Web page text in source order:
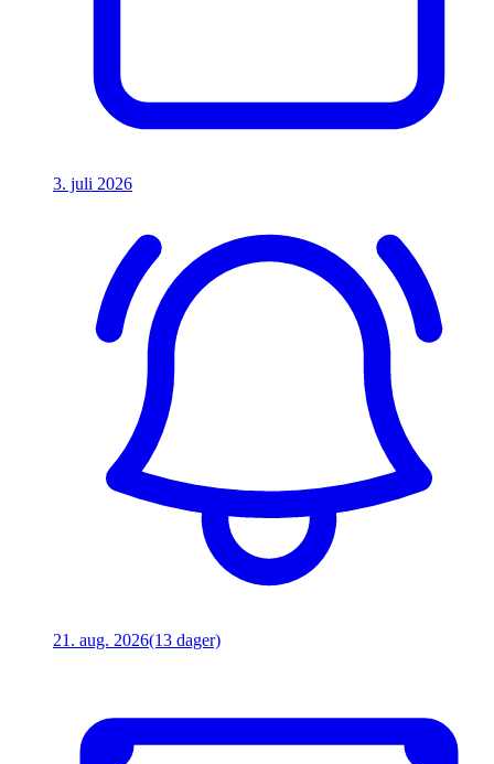
3. juli 2026
21. aug. 2026(13 dager)